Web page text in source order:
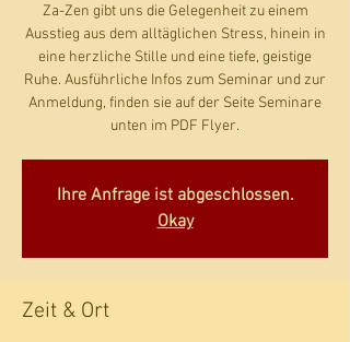
Za-Zen gibt uns die Gelegenheit zu einem
Ausstieg aus dem alltäglichen Stress, hinein in
eine herzliche Stille und eine tiefe, geistige
Ruhe. Ausführliche Infos zum Seminar und zur
Anmeldung, finden sie auf der Seite Seminare
unten im PDF Flyer.
Ihre Anfrage ist abgeschlossen.
Okay
Zeit & Ort